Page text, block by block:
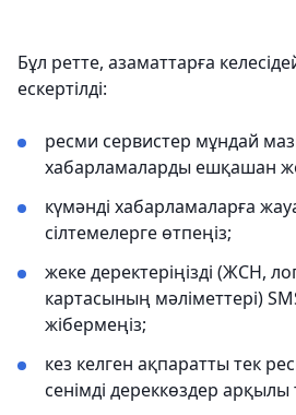
Бұл ретте, азаматтарға
ескертілді:
ресми сервистер мұндай
хабарламаларды ешқашан
күмәнді хабарламаларға
сілтемелерге өтпеңіз;
жеке деректеріңізді (ЖСН,
картасының мәліметтері)
жібермеңіз;
кез келген ақпаратты тек
сенімді дереккөздер арқылы